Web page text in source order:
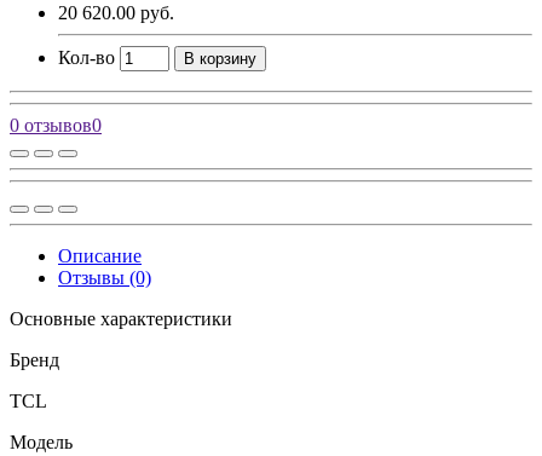
20 620.00 руб.
Кол-во В корзину
0 отзывов0
Описание
Отзывы (0)
Основные характеристики
Бренд
TCL
Модель